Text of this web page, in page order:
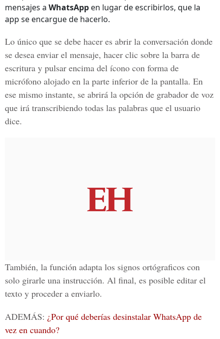
mensajes a WhatsApp en lugar de escribirlos, que la
app se encargue de hacerlo.
Lo único que se debe hacer es abrir la conversación donde
se desea enviar el mensaje, hacer clic sobre la barra de
escritura y pulsar encima del ícono con forma de
micrófono alojado en la parte inferior de la pantalla. En
ese mismo instante, se abrirá la opción de grabador de voz
que irá transcribiendo todas las palabras que el usuario
dice.
También, la función adapta los signos ortógraficos con
solo girarle una instrucción. Al final, es posible editar el
texto y proceder a enviarlo.
ADEMÁS: ¿Por qué deberías desinstalar WhatsApp de
vez en cuando?